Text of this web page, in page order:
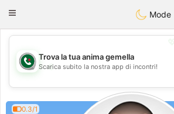
Weshrak
Toggle
Mode
💖
💕
Trova la tua anima gemella
Scarica subito la nostra app di incontri!
0.3/1